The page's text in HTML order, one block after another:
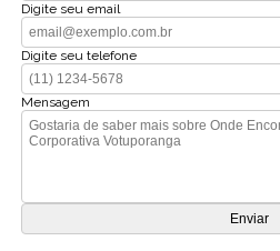
Digite seu email
Digite seu telefone
Mensagem